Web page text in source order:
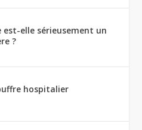
elle sérieusement un
?
hospitalier